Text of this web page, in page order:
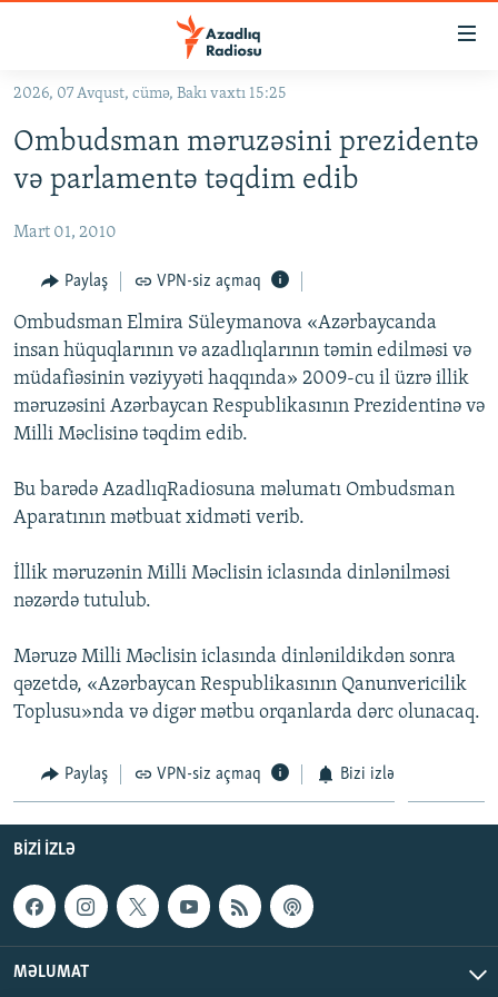
Əsas
qayıt
Əsas
naviqasiyaya
qayıt
KORRUPSIOMETR
#ƏSLINDƏ
FƏRQƏ BAX
QANUNI DOĞRU
ARAŞDIRMA
MULTIMEDIA
VIDEO
FOTOQALEREYA
İNFOQRAFIKA
KARIKATURA
RADIO ARXIV
OXU ZALI
AZƏRBAYCAN ƏDƏBIYYATI KITABXANASI
İSLAM VƏ DEMOKRATIYA
İZ - MƏDƏNIYYƏT PROQRAMI
HAQQIMIZDA
MISSIYAMIZ
PEŞƏ ETIKASI VƏ JURNALISTIKA STANDARTLARIMIZ
MATERIALLARIMIZDAN ISTIFADƏ
BIZIMLƏ ƏLAQƏ
XƏBƏR BÜLLETENLƏRIMIZ
RFE/RL-in bütün saytları
2026, 07 Avqust, cümə, Bakı vaxtı 15:25
Ombudsman məruzəsini prezidentə
və parlamentə təqdim edib
Mart 01, 2010
Paylaş VPN-siz açmaq
Ombudsman Elmira Süleymanova «Azərbaycanda
insan hüquqlarının və azadlıqlarının təmin edilməsi və
müdafiəsinin vəziyyəti haqqında» 2009-cu il üzrə illik
məruzəsini Azərbaycan Respublikasının Prezidentinə və
Milli Məclisinə təqdim edib.
Bu barədə AzadlıqRadiosuna məlumatı Ombudsman
Aparatının mətbuat xidməti verib.
İllik məruzənin Milli Məclisin iclasında dinlənilməsi
nəzərdə tutulub.
Məruzə Milli Məclisin iclasında dinlənildikdən sonra
qəzetdə, «Azərbaycan Respublikasının Qanunvericilik
Toplusu»nda və digər mətbu orqanlarda dərc olunacaq.
Paylaş VPN-siz açmaq Bizi izlə
BIZI IZLƏ
MƏLUMAT